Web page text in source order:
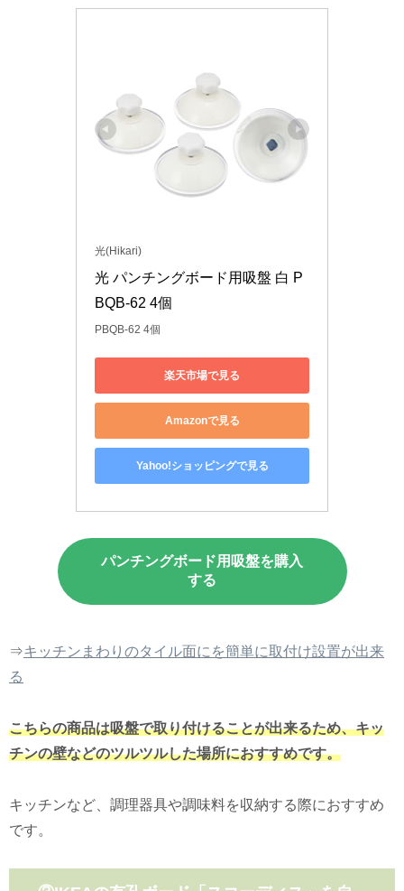
光(Hikari)
光 パンチングボード用吸盤 白 P
BQB-62 4個
PBQB-62 4個
楽天市場で見る
Amazonで見る
Yahoo!ショッピングで見る
パンチングボード用吸盤を購入
する
⇒キッチンまわりのタイル面にを簡単に取付け設置が出来
る
こちらの商品は吸盤で取り付けることが出来るため、キッ
チンの壁などのツルツルした場所におすすめです。
キッチンなど、調理器具や調味料を収納する際におすすめ
です。